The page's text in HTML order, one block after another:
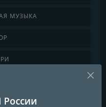
МУЗЫКА
России